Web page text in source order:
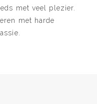
met veel plezier.
met harde